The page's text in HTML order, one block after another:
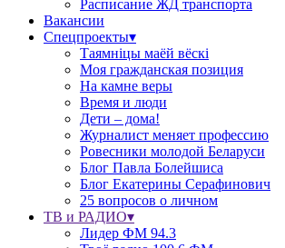
Расписание ЖД транспорта
Вакансии
Спецпроекты▾
Таямніцы маёй вёскі
Моя гражданская позиция
На камне веры
Время и люди
Дети – дома!
Журналист меняет профессию
Ровесники молодой Беларуси
Блог Павла Болейшиса
Блог Екатерины Серафинович
25 вопросов о личном
ТВ и РАДИО▾
Лидер ФМ 94.3